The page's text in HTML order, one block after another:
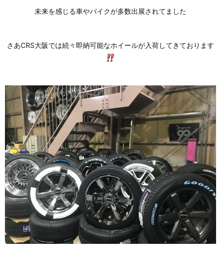
未来を感じる車やバイクが多数出展されてました
さあCRS大阪では続々即納可能なホイールが入荷してきております